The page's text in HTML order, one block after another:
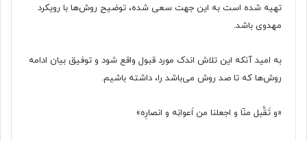
تهیه شده است به این جهت سعی شده، توضیح روش‌ها با رویکرد
مهدوی باشد.
به امید آنکه این تلاش اندک مورد قبول واقع شود و توفیق بیان ادامه
روش‌ها که تا صد روش می‌باشد را، داشته باشیم.
«و تَقَّبل منّا و اجعلنا من اَعوانِه و انصارِه»